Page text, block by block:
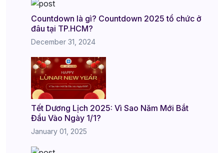
Countdown là gì? Countdown 2025 tổ chức ở
đâu tại TP.HCM?
December 31, 2024
Tết Dương Lịch 2025: Vì Sao Năm Mới Bắt
Đầu Vào Ngày 1/1?
January 01, 2025